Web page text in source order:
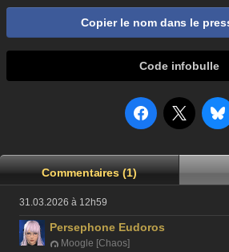
Copier le nom dans le
Code infobulle
Commentaires (1)
31.03.2026 à 12h59
Persephone Eudoros
Moogle [Chaos]